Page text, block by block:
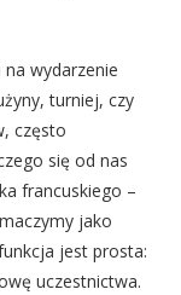
na wydarzenie
turniej, czy
często
się od nas
francuskiego –
jako
jest prosta:
uczestnictwa.